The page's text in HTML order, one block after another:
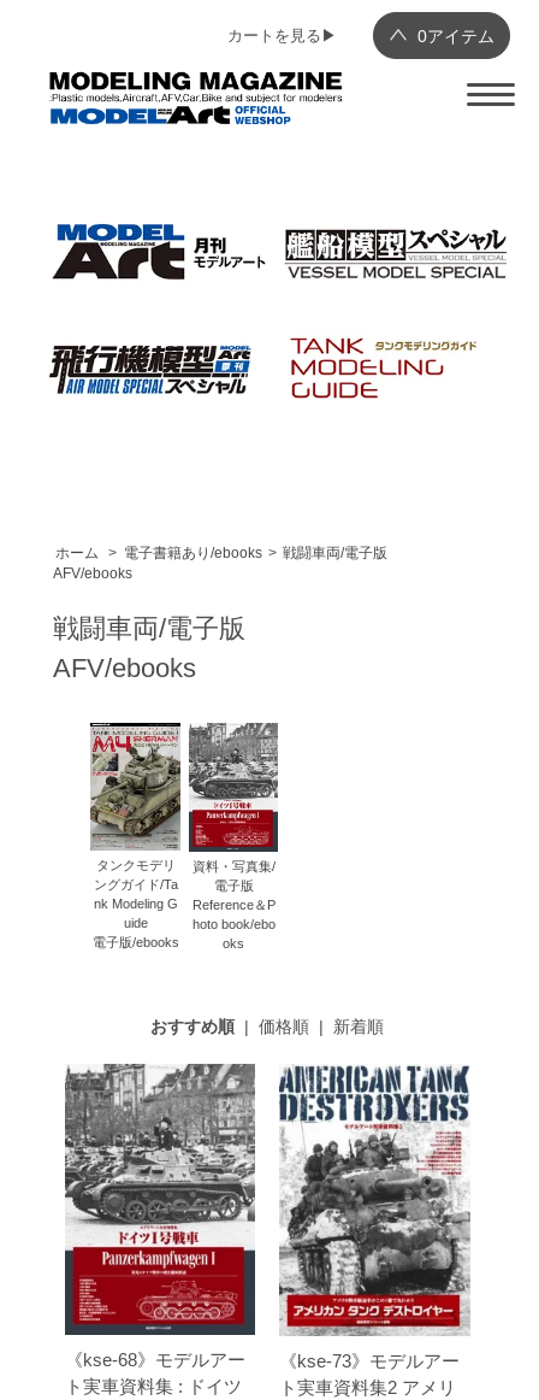
0アイテム
カートを見る▶︎
ホーム > 電子書籍あり/ebooks > 戦闘車両/電子版
AFV/ebooks
戦闘車両/電子版
AFV/ebooks
タンクモデリ
ングガイド/Ta
nk Modeling G
uide
電子版/ebooks
資料・写真集/
電子版
Reference＆P
hoto book/ebo
oks
おすすめ順 |価格順 | 新着順
《kse-68》モデルアー
ト実車資料集 : ドイツ
《kse-73》モデルアー
ト実車資料集2 アメリ